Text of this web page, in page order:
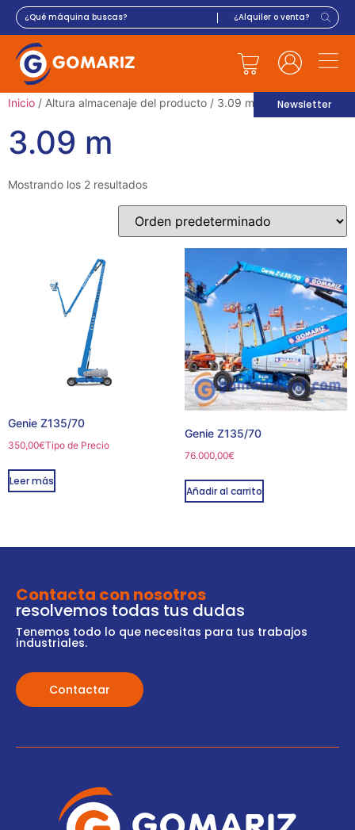
Newsletter
Inicio / Altura almacenaje del producto / 3.09 m
3.09 m
Mostrando los 2 resultados
Genie Z135/70
350,00€Tipo de Precio
Leer más
Genie Z135/70
76.000,00€
Añadir al carrito
Contacta con nosotros
resolvemos todas tus dudas
Tenemos todo lo que necesitas para tus trabajos
industriales.
Contactar